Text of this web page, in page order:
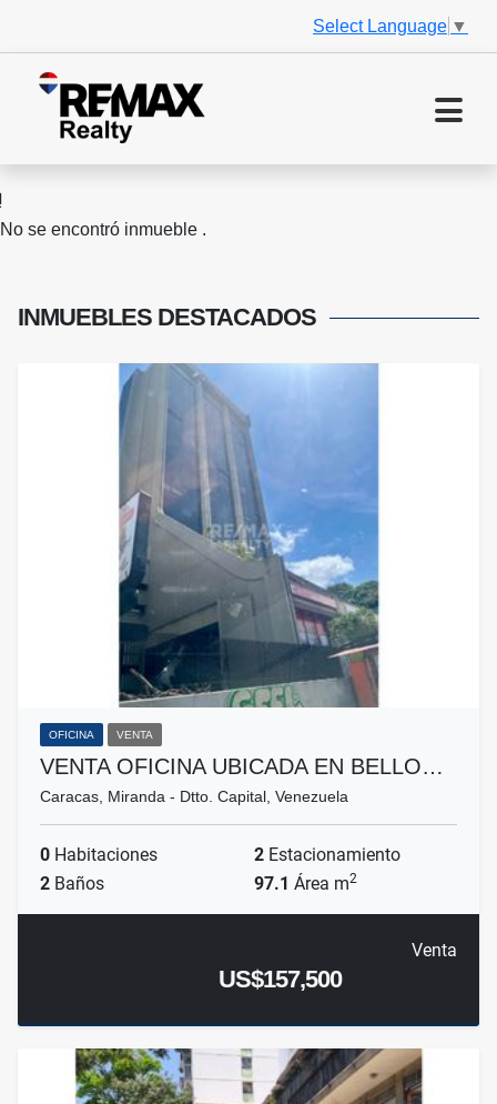
Select Language ▼
No se encontró inmueble .
INMUEBLES DESTACADOS
OFICINA VENTA
VENTA OFICINA UBICADA EN BELLO…
Caracas, Miranda - Dtto. Capital, Venezuela
0 Habitaciones 2 Estacionamiento
2 Baños 97.1 Área m2
Venta
US$157,500